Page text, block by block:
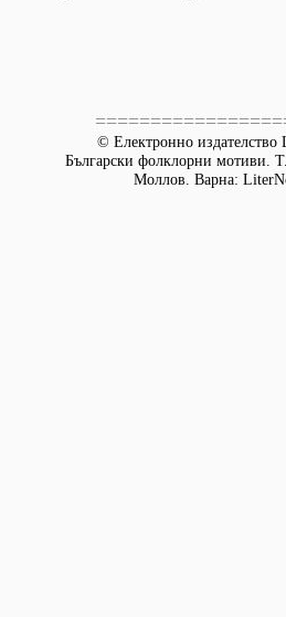
© Електронно издателство
Български фолклорни мотиви.
Моллов. Варна: